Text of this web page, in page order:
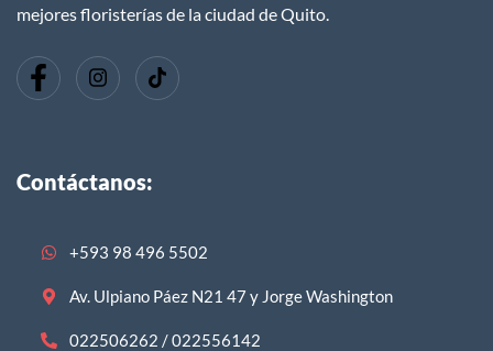
mejores floristerías de la ciudad de Quito.
Contáctanos:
+593 98 496 5502
Av. Ulpiano Páez N21 47 y Jorge Washington
022506262 / 022556142